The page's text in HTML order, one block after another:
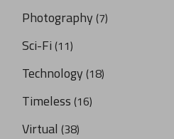
Photography (7)
Sci-Fi (11)
Technology (18)
Timeless (16)
Virtual (38)